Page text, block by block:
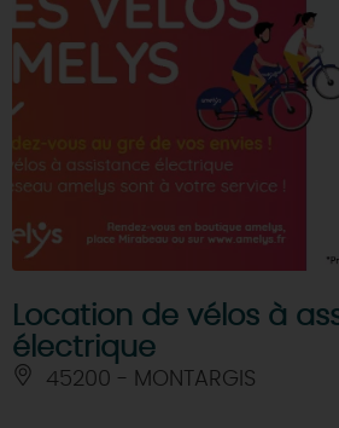
Location de vélos à
électrique
45200 - MONTARGIS